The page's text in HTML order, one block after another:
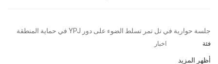
⁣⁣⁣جلسة حوارية في تل تمر تسلط الضوء على دور YPJ في حماية المنطقة
فئة اخبار
أظهر المزيد